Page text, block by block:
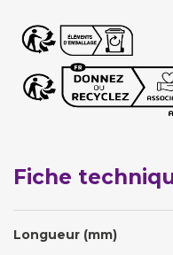
Fiche
Longueur (mm)